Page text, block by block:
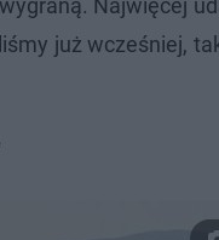
Najwięcej
już wcześniej,